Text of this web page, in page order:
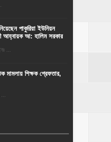
পাকুরিয়া ইউনিয়ন
আহ্বায়ক আ: হালিম সরকার
...
মামলায় শিক্ষক গ্রেফতার,